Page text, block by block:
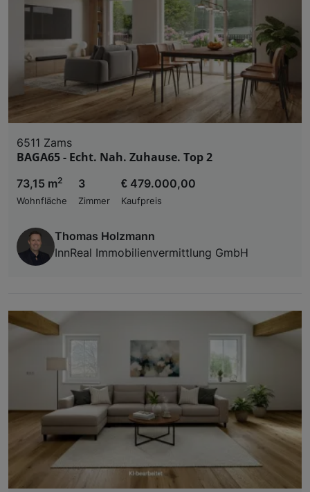
6511 Zams
BAGA65 - Echt. Nah. Zuhause. Top 2
73,15 m2
Wohnfläche
3
Zimmer
€ 479.000,00
Kaufpreis
Thomas Holzmann
InnReal Immobilienvermittlung GmbH